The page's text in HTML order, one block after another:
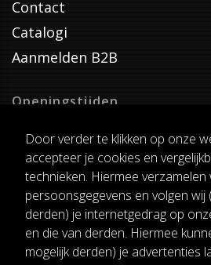
Door verder te klikken op onze
accepteer je cookies en
technieken. Hiermee verzamelen
persoonsgegevens en volgen wij
derden) je internetgedrag op
en die van derden. Hiermee
mogelijk derden) je advertenties
Contact
Catalogi
Aanmelden B2B
Openingstijden
Dinsdag T/M Zaterdag
van 8:00-17:00
Verzenddagen
Dinsdag T/M Vrijdag
Pauze
12:30-13:00